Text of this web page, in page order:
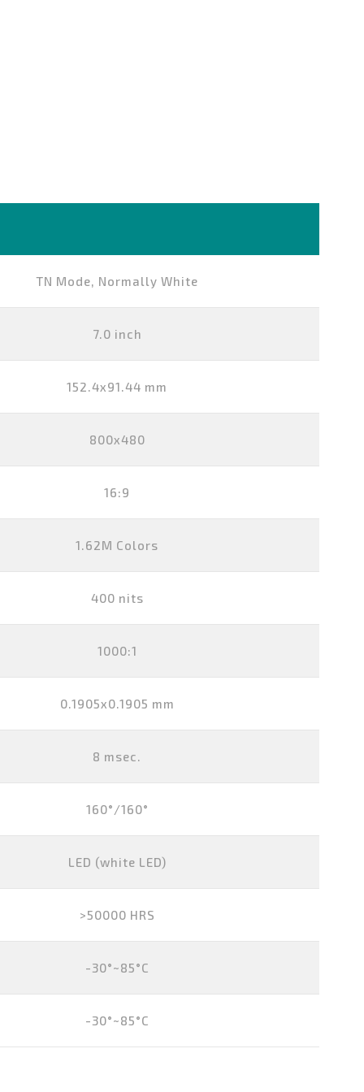
TN Mode, Normally White
7.0 inch
152.4x91.44 mm
800x480
16:9
1.62M Colors
400 nits
1000:1
0.1905x0.1905 mm
8 msec.
160°/160°
LED (white LED)
>50000 HRS
-30°~85°C
-30°~85°C